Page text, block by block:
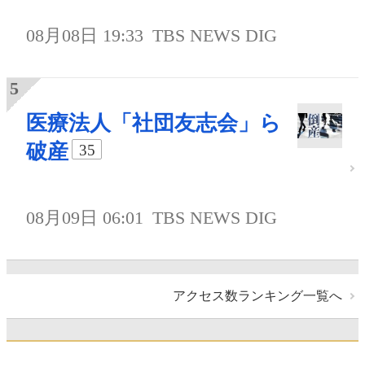
08月08日 19:33 TBS NEWS DIG
医療法人「社団友志会」ら
破産
35
08月09日 06:01 TBS NEWS DIG
アクセス数ランキング一覧へ